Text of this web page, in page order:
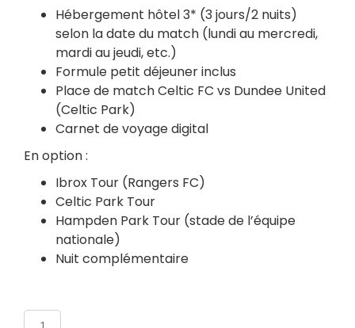
Hébergement hôtel 3* (3 jours/2 nuits)
selon la date du match (lundi au mercredi,
mardi au jeudi, etc.)
Formule petit déjeuner inclus
Place de match Celtic FC vs Dundee United
(Celtic Park)
Carnet de voyage digital
En option :
Ibrox Tour (Rangers FC)
Celtic Park Tour
Hampden Park Tour (stade de l’équipe
nationale)
Nuit complémentaire